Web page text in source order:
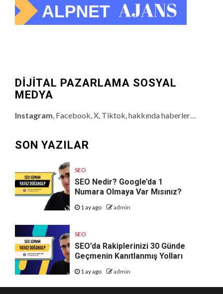
DİJİTAL PAZARLAMA SOSYAL
MEDYA
Instagram , Facebook, X, Tiktok, hakkında haberler…
SON YAZILAR
SEO
SEO Nedir? Google’da 1
Numara Olmaya Var Mısınız?
1 ay ago admin
SEO
SEO’da Rakiplerinizi 30 Günde
Geçmenin Kanıtlanmış Yolları
1 ay ago admin